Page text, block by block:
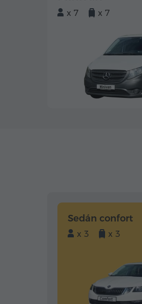
x 7 x 7
Sedán confort
x 3 x 3